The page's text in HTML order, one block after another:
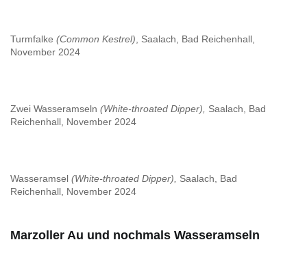
Turmfalke (Common Kestrel) , Saalach, Bad Reichenhall,
November 2024
Zwei Wasseramseln (White-throated Dipper),
Saalach, Bad
Reichenhall, November 2024
Wasseramsel (White-throated Dipper),
Saalach, Bad
Reichenhall, November 2024
Marzoller Au und nochmals Wasseramseln